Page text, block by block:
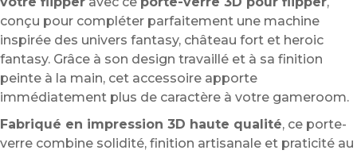
conçu pour compléter parfaitement une machine
inspirée des univers fantasy, château fort et heroic
fantasy. Grâce à son design travaillé et à sa finition
peinte à la main, cet accessoire apporte
immédiatement plus de caractère à votre gameroom.
Fabriqué en impression 3D haute qualité, ce porte-
verre combine solidité, finition artisanale et praticité au